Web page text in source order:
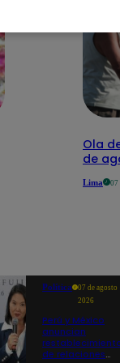
Ola
de
Lima 07
Política
07 de agosto
2026
Perú y México
anuncian
de relaciones